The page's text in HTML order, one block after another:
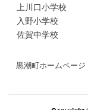
上川口小学校
入野小学校
佐賀中学校
黒潮町ホームページ